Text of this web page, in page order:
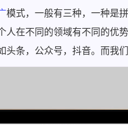
模式，一般有三种，一种是
人在不同的领域有不同的优
头条，公众号，抖音。而我